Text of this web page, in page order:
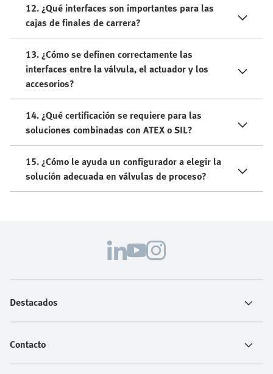
12. ¿Qué interfaces son importantes para las
cajas de finales de carrera?
13. ¿Cómo se definen correctamente las
interfaces entre la válvula, el actuador y los
accesorios?
14. ¿Qué certificación se requiere para las
soluciones combinadas con ATEX o SIL?
15. ¿Cómo le ayuda un configurador a elegir la
solución adecuada en válvulas de proceso?
Destacados
Contacto